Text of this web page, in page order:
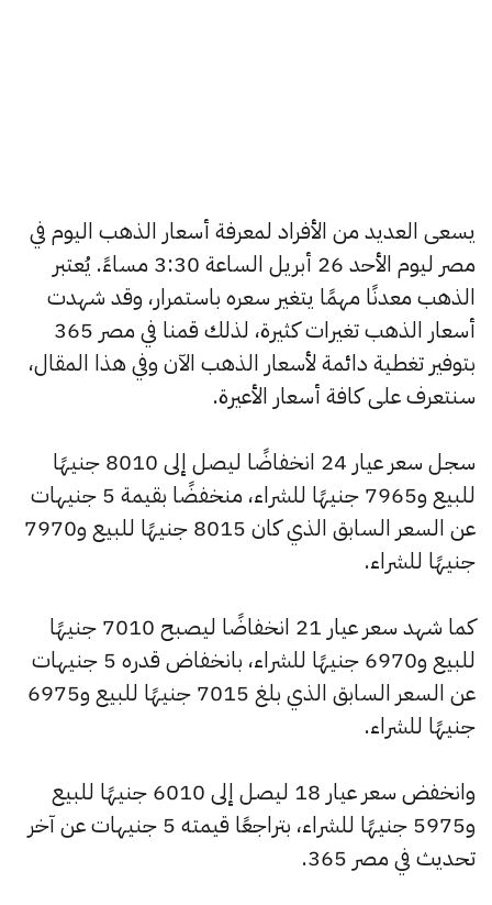
يسعى العديد من الأفراد لمعرفة أسعار الذهب اليوم في
مصر ليوم الأحد 26 أبريل الساعة 3:30 مساءً. يُعتبر
الذهب معدنًا مهمًا يتغير سعره باستمرار، وقد شهدت
أسعار الذهب تغيرات كثيرة، لذلك قمنا في مصر 365
بتوفير تغطية دائمة لأسعار الذهب الآن وفي هذا المقال،
سنتعرف على كافة أسعار الأعيرة.
سجل سعر عيار 24 انخفاضًا ليصل إلى 8010 جنيهًا
للبيع و7965 جنيهًا للشراء، منخفضًا بقيمة 5 جنيهات
عن السعر السابق الذي كان 8015 جنيهًا للبيع و7970
جنيهًا للشراء.
كما شهد سعر عيار 21 انخفاضًا ليصبح 7010 جنيهًا
للبيع و6970 جنيهًا للشراء، بانخفاض قدره 5 جنيهات
عن السعر السابق الذي بلغ 7015 جنيهًا للبيع و6975
جنيهًا للشراء.
وانخفض سعر عيار 18 ليصل إلى 6010 جنيهًا للبيع
و5975 جنيهًا للشراء، بتراجعًا قيمته 5 جنيهات عن آخر
تحديث في مصر 365.